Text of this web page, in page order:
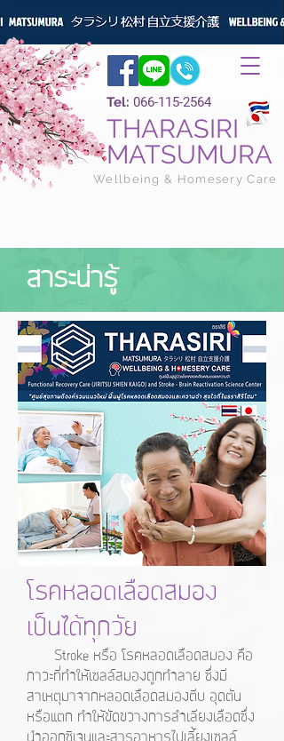
THARASIRI
MATSUMURA
Wellbeing & Homesery Care
Tel: 066-115-2564
สาระน่ารู้
โรคหลอดเลือดสมอง
เป็นได้ทุกวัย
Stroke หรือ โรคหลอดเลือดสมอง คือ
ภาวะที่ทำให้เซลล์สมองถูกทำลาย ซึ่งมี
สาเหตุมาจากหลอดเลือดสมองตีบ อุดตัน
หรือแตก ทำให้ขัดขวางการลำเลียงเลือดซึ่ง
นำออกซิเจนและสารอาหารไปเลี้ยงเซลล์